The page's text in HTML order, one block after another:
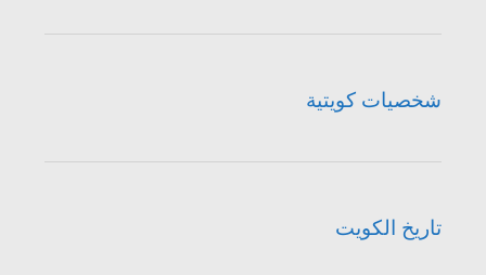
شخصيات كويتية
تاريخ الكويت